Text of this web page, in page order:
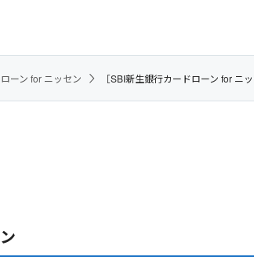
ーン for ニッセン ［SBI新生銀行カードローン for ニ